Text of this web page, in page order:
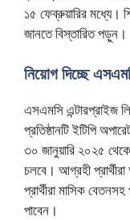
১৫ ফেব্রুয়ারির মধ্যে।
জানতে বিস্তারিত পড়ুন।
নিয়োগ দিচ্ছে
এসএমসি এন্টারপ্রাইজ
প্রতিষ্ঠানটি ইটিপি
৩০ জানুয়ারি ২০২৫
চলবে। আগ্রহী
প্রার্থীরা মাসিক
পাবেন।